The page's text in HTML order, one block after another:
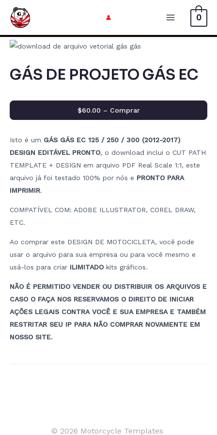
para
conteúdo
Menu
0
GÁS DE PROJETO GÁS EC
Isto é um GÁS GÁS EC 125 / 250 / 300 (2012-2017)
DESIGN EDITÁVEL PRONTO, o download inclui o CUT PATH
TEMPLATE + DESIGN em arquivo PDF Real Scale 1:1, este
arquivo já foi testado 100% por nós e PRONTO PARA
IMPRIMIR.
COMPATÍVEL COM: ADOBE ILLUSTRATOR, COREL DRAW,
ETC.
Ao comprar este DESIGN DE MOTOCICLETA, você pode
usar o arquivo para sua empresa ou para você mesmo e
usá-los para criar ILIMITADO kits gráficos.
NÃO É PERMITIDO VENDER OU DISTRIBUIR OS ARQUIVOS E
CASO O FAÇA NOS RESERVAMOS O DIREITO DE INICIAR
AÇÕES LEGAIS CONTRA VOCÊ E SUA EMPRESA E TAMBÉM
RESTRITAR SEU IP PARA NÃO COMPRAR NOVAMENTE EM
NOSSO SITE.
$60.00 – Comprar
© 2026 Motorcycle Templates